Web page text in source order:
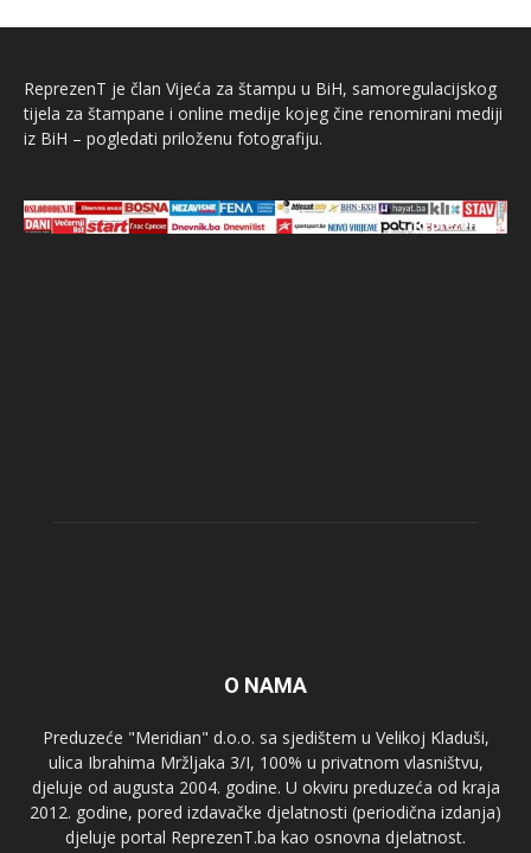
ReprezenT je član Vijeća za štampu u BiH, samoregulacijskog
tijela za štampane i online medije kojeg čine renomirani mediji
iz BiH – pogledati priloženu fotografiju.
O NAMA
Preduzeće "Meridian" d.o.o. sa sjedištem u Velikoj Kladuši,
ulica Ibrahima Mržljaka 3/I, 100% u privatnom vlasništvu,
djeluje od augusta 2004. godine. U okviru preduzeća od kraja
2012. godine, pored izdavačke djelatnosti (periodična izdanja)
djeluje portal ReprezenT.ba kao osnovna djelatnost.